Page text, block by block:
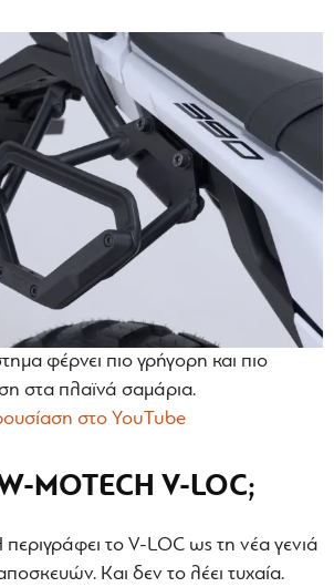
φέρνει πιο γρήγορη και πιο
στα πλαϊνά σαμάρια.
στο YouTube
MOTECH V-LOC;
το V-LOC ως τη νέα γενιά
Και δεν το λέει τυχαία.